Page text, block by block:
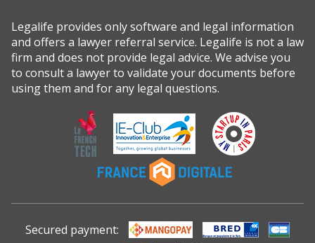
Legalife provides only software and legal information
and offers a lawyer referral service. Legalife is not a law
firm and does not provide legal advice. We advise you
to consult a lawyer to validate your documents before
using them and for any legal questions.
Secured payment: